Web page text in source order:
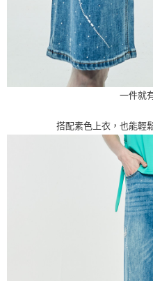
一件就
搭配素色上衣，也能輕